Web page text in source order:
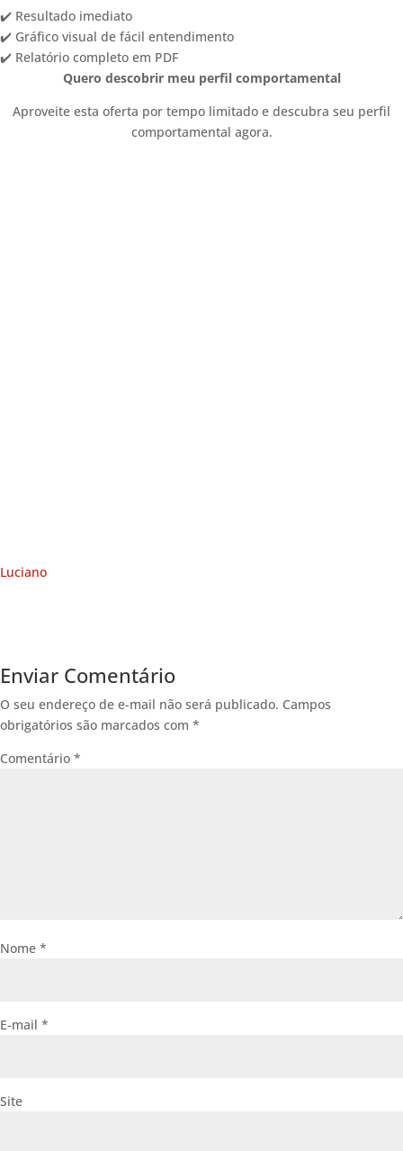
✔️ Resultado imediato
✔️ Gráfico visual de fácil entendimento
✔️ Relatório completo em PDF
Quero descobrir meu perfil comportamental
Aproveite esta oferta por tempo limitado e descubra seu perfil
comportamental agora.
Luciano
Enviar Comentário
O seu endereço de e-mail não será publicado. Campos
obrigatórios são marcados com *
Comentário *
Nome *
E-mail *
Site